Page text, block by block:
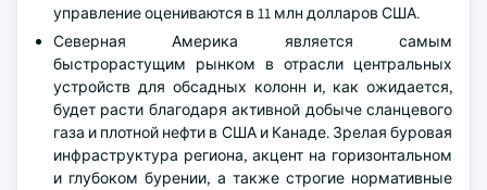
управление оцениваются в 11 млн долларов США.
Северная Америка является самым
быстрорастущим рынком в отрасли центральных
устройств для обсадных колонн и, как ожидается,
будет расти благодаря активной добыче сланцевого
газа и плотной нефти в США и Канаде. Зрелая буровая
инфраструктура региона, акцент на горизонтальном
и глубоком бурении, а также строгие нормативные